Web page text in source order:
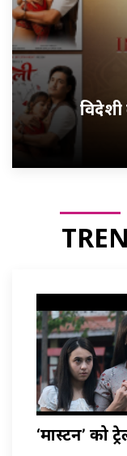
‘मास्टर्नी’ को